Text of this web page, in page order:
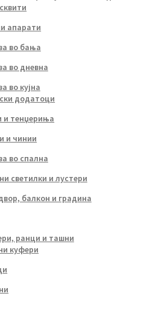
апарати
во бања
во дневна
во кујна
додатоци
и тенџериња
и чинии
во спална
светилки и лустери
балкон и градина
ранци и ташни
куфери